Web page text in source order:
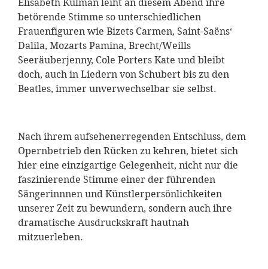
Elisabeth Kulman leiht an diesem Abend ihre
betörende Stimme so unterschiedlichen
Frauenfiguren wie Bizets Carmen, Saint-Saëns‘
Dalila, Mozarts Pamina, Brecht/Weills
Seeräuberjenny, Cole Porters Kate und bleibt
doch, auch in Liedern von Schubert bis zu den
Beatles, immer unverwechselbar sie selbst.
Nach ihrem aufsehenerregenden Entschluss, dem
Opernbetrieb den Rücken zu kehren, bietet sich
hier eine einzigartige Gelegenheit, nicht nur die
faszinierende Stimme einer der führenden
Sängerinnnen und Künstlerpersönlichkeiten
unserer Zeit zu bewundern, sondern auch ihre
dramatische Ausdruckskraft hautnah
mitzuerleben.